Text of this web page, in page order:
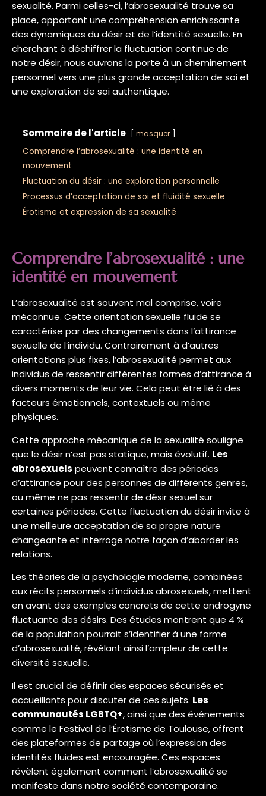
sexualité. Parmi celles-ci, l’abrosexualité trouve sa
place, apportant une compréhension enrichissante
des dynamiques du désir et de l’identité sexuelle. En
cherchant à déchiffrer la fluctuation continue de
notre désir, nous ouvrons la porte à un cheminement
personnel vers une plus grande acceptation de soi et
une exploration de soi authentique.
Sommaire de l'article masquer
Comprendre l’abrosexualité : une identité en
mouvement
Fluctuation du désir : une exploration personnelle
Processus d’acceptation de soi et fluidité sexuelle
Érotisme et expression de sa sexualité
Comprendre l’abrosexualité : une
identité en mouvement
L’abrosexualité est souvent mal comprise, voire
méconnue. Cette orientation sexuelle fluide se
caractérise par des changements dans l’attirance
sexuelle de l’individu. Contrairement à d’autres
orientations plus fixes, l’abrosexualité permet aux
individus de ressentir différentes formes d’attirance à
divers moments de leur vie. Cela peut être lié à des
facteurs émotionnels, contextuels ou même
physiques.
Cette approche mécanique de la sexualité souligne
que le désir n’est pas statique, mais évolutif. Les
abrosexuels peuvent connaître des périodes
d’attirance pour des personnes de différents genres,
ou même ne pas ressentir de désir sexuel sur
certaines périodes. Cette fluctuation du désir invite à
une meilleure acceptation de sa propre nature
changeante et interroge notre façon d’aborder les
relations.
Les théories de la psychologie moderne, combinées
aux récits personnels d’individus abrosexuels, mettent
en avant des exemples concrets de cette androgyne
fluctuante des désirs. Des études montrent que 4 %
de la population pourrait s’identifier à une forme
d’abrosexualité, révélant ainsi l’ampleur de cette
diversité sexuelle.
Il est crucial de définir des espaces sécurisés et
accueillants pour discuter de ces sujets. Les
communautés LGBTQ+, ainsi que des événements
comme le Festival de l’Érotisme de Toulouse, offrent
des plateformes de partage où l’expression des
identités fluides est encouragée. Ces espaces
révèlent également comment l’abrosexualité se
manifeste dans notre société contemporaine.